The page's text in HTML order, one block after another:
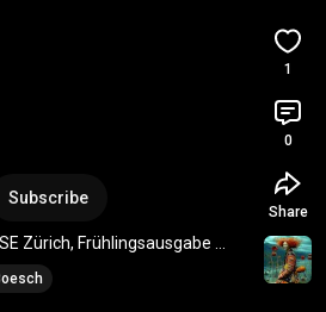
Subscribe
Zürich, Frühlingsausgabe
#art#malerei
1
0
Share